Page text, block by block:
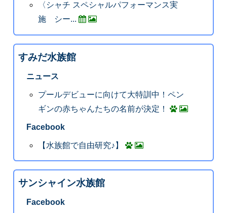
〈シャチ スペシャルパフォーマンス実
施 シー...
すみだ水族館
ニュース
プールデビューに向けて大特訓中！ペン
ギンの赤ちゃんたちの名前が決定！
Facebook
【水族館で自由研究♪】
サンシャイン水族館
Facebook